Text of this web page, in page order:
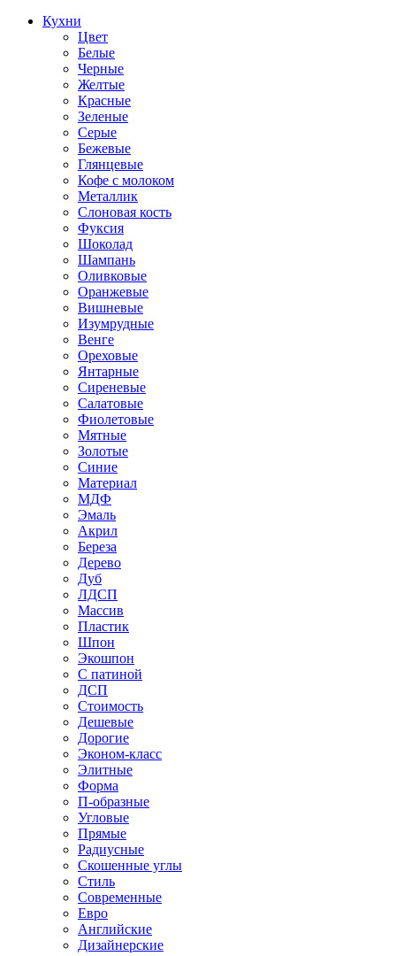
Кухни
Цвет
Белые
Черные
Желтые
Красные
Зеленые
Серые
Бежевые
Глянцевые
Кофе с молоком
Металлик
Слоновая кость
Фуксия
Шоколад
Шампань
Оливковые
Оранжевые
Вишневые
Изумрудные
Венге
Ореховые
Янтарные
Сиреневые
Салатовые
Фиолетовые
Мятные
Золотые
Синие
Материал
МДФ
Эмаль
Акрил
Береза
Дерево
Дуб
ЛДСП
Массив
Пластик
Шпон
Экошпон
С патиной
ДСП
Стоимость
Дешевые
Дорогие
Эконом-класс
Элитные
Форма
П-образные
Угловые
Прямые
Радиусные
Скошенные углы
Стиль
Современные
Евро
Английские
Дизайнерские